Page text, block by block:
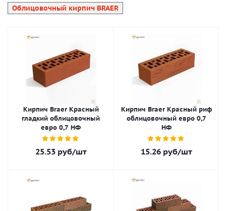
Облицовочный кирпич BRAER
Кирпич Braer Красный
гладкий облицовочный
евро 0,7 НФ
25.53руб/шт
Кирпич Braer Красный риф
облицовочный евро 0,7
НФ
15.26руб/шт